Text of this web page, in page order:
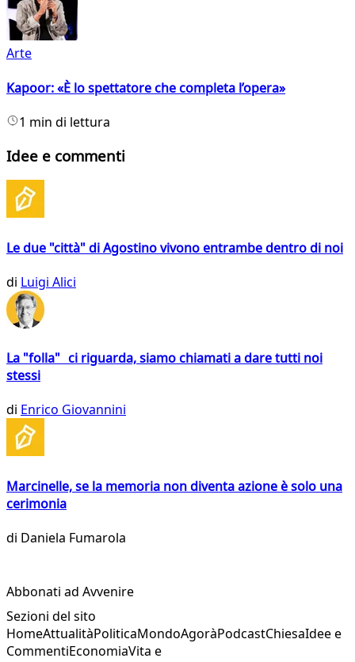
Arte
Kapoor: «È lo spettatore che completa l’opera»
1 min di lettura
Idee e commenti
Le due "città" di Agostino vivono entrambe dentro di noi
di Luigi Alici
La "folla" ci riguarda, siamo chiamati a dare tutti noi
stessi
di Enrico Giovannini
Marcinelle, se la memoria non diventa azione è solo una
cerimonia
di Daniela Fumarola
Abbonati ad Avvenire
Sezioni del sito
HomeAttualitàPoliticaMondoAgoràPodcastChiesaIdee e
CommentiEconomiaVita e